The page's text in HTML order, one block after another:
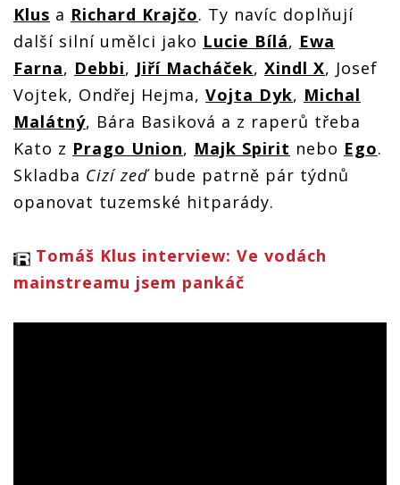
Klus a Richard Krajčo. Ty navíc doplňují
další silní umělci jako Lucie Bílá, Ewa
Farna, Debbi, Jiří Macháček, Xindl X, Josef
Vojtek, Ondřej Hejma, Vojta Dyk, Michal
Malátný, Bára Basiková a z raperů třeba
Kato z Prago Union, Majk Spirit nebo Ego.
Skladba Cizí zeďbude patrně pár týdnů
opanovat tuzemské hitparády.
Tomáš Klus interview: Ve vodách
mainstreamu jsem pankáč